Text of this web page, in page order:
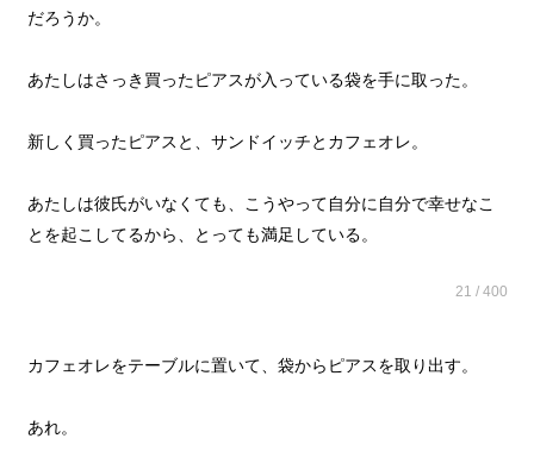
だろうか。
あたしはさっき買ったピアスが入っている袋を手に取った。
新しく買ったピアスと、サンドイッチとカフェオレ。
あたしは彼氏がいなくても、こうやって自分に自分で幸せなこ
とを起こしてるから、とっても満足している。
21 / 400
カフェオレをテーブルに置いて、袋からピアスを取り出す。
あれ。